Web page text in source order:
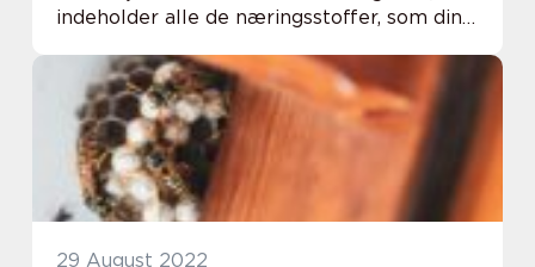
indeholder alle de næringsstoffer, som din
typer tørfoder – det kan være kornfr...
29 August 2022